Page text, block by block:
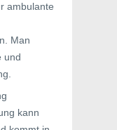
ambulante
Man
und
kann